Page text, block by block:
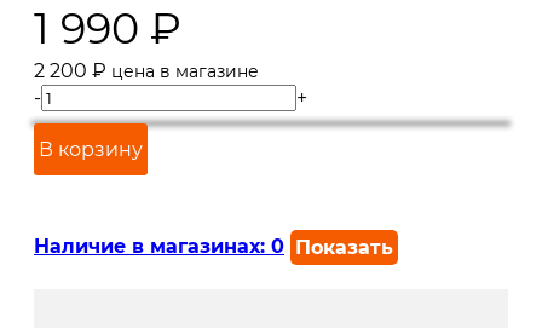
1 990 ₽
2 200 ₽ цена в магазине
- +
В корзину
Наличие в магазинах: 0 Показать